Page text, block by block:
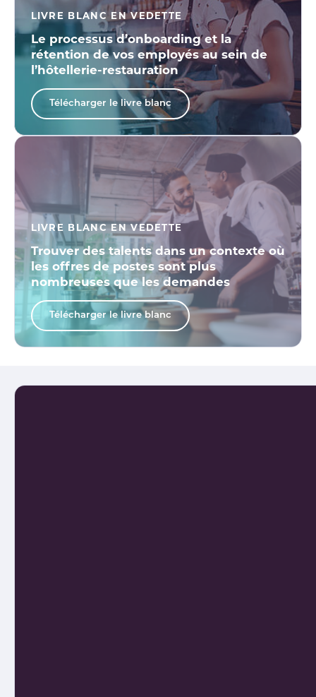
LIVRE BLANC EN VEDETTE
Le processus d’onboarding et la
rétention de vos employés au sein de
l’hôtellerie-restauration
Télécharger le livre blanc
LIVRE BLANC EN VEDETTE
Trouver des talents dans un contexte où
les offres de postes sont plus
nombreuses que les demandes
Télécharger le livre blanc